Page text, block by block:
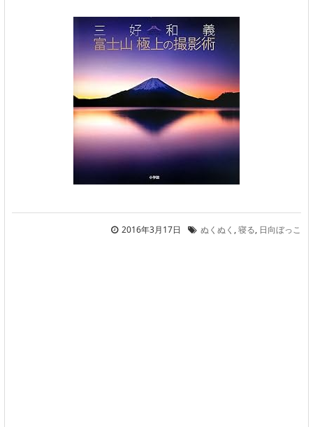
2016年3月17日 ぬくぬく ,寝る, 日向ぼっこ